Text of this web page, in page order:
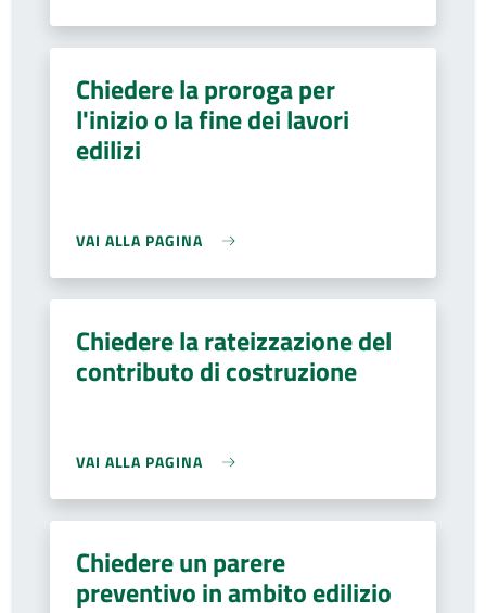
Chiedere la proroga per
l'inizio o la fine dei lavori
edilizi
VAI ALLA PAGINA
Chiedere la rateizzazione del
contributo di costruzione
VAI ALLA PAGINA
Chiedere un parere
preventivo in ambito edilizio